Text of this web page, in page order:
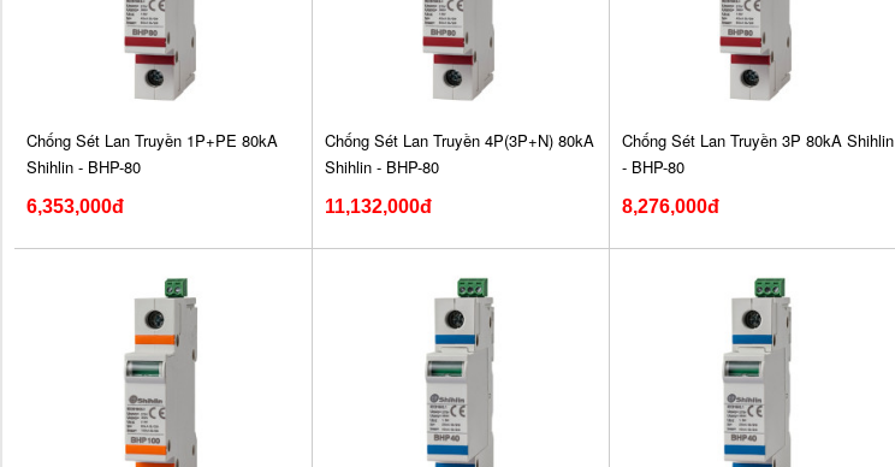
Chống Sét Lan Truyền 1P+PE 80kA
Shihlin - BHP-80
6,353,000đ
Chống Sét Lan Truyền 4P(3P+N) 80kA
Shihlin - BHP-80
11,132,000đ
Chống Sét Lan Truyền 3P 80kA Shihlin
- BHP-80
8,276,000đ